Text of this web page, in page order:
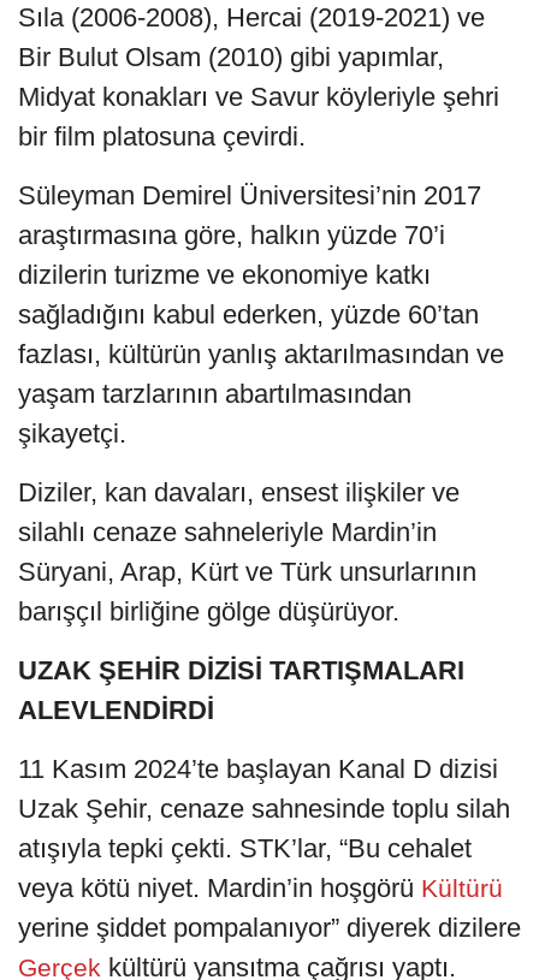
Sıla (2006-2008), Hercai (2019-2021) ve
Bir Bulut Olsam (2010) gibi yapımlar,
Midyat konakları ve Savur köyleriyle şehri
bir film platosuna çevirdi.
Süleyman Demirel Üniversitesi’nin 2017
araştırmasına göre, halkın yüzde 70’i
dizilerin turizme ve ekonomiye katkı
sağladığını kabul ederken, yüzde 60’tan
fazlası, kültürün yanlış aktarılmasından ve
yaşam tarzlarının abartılmasından
şikayetçi.
Diziler, kan davaları, ensest ilişkiler ve
silahlı cenaze sahneleriyle Mardin’in
Süryani, Arap, Kürt ve Türk unsurlarının
barışçıl birliğine gölge düşürüyor.
UZAK ŞEHİR DİZİSİ TARTIŞMALARI
ALEVLENDİRDİ
11 Kasım 2024’te başlayan Kanal D dizisi
Uzak Şehir, cenaze sahnesinde toplu silah
atışıyla tepki çekti. STK’lar, “Bu cehalet
veya kötü niyet. Mardin’in hoşgörü Kültürü
yerine şiddet pompalanıyor” diyerek dizilere
Gerçek kültürü yansıtma çağrısı yaptı.